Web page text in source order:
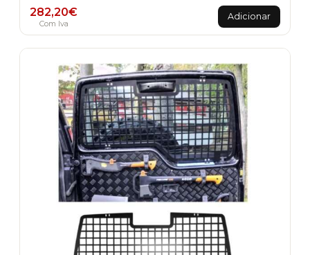
282,20€
Com Iva
Adicionar